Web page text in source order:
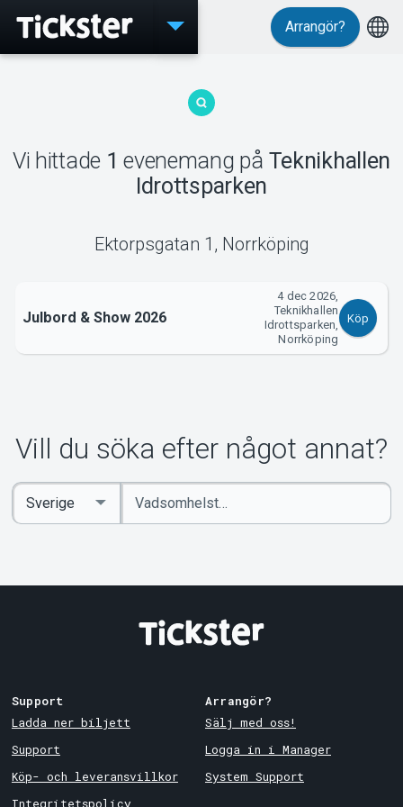
Evenemang
MyTickster
Arrangör?
Vi hittade 1 evenemang på Teknikhallen
Idrottsparken
Ektorpsgatan 1 , Norrköping
Julbord & Show 2026
4 dec 2026,
Teknikhallen
Idrottsparken,
Norrköping
Köp
Vill du söka efter något annat?
Ange
sökord
Select
Country
Support
Ladda ner biljett
Support
Köp- och leveransvillkor
Integritetspolicy
Arrangör?
Sälj med oss!
Logga in i Manager
System Support